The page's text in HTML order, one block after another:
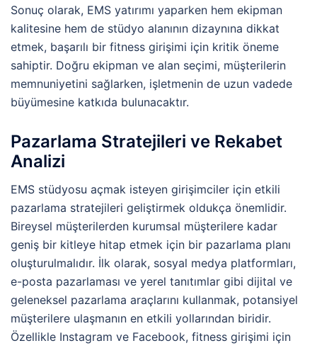
Sonuç olarak, EMS yatırımı yaparken hem ekipman
kalitesine hem de stüdyo alanının dizaynına dikkat
etmek, başarılı bir fitness girişimi için kritik öneme
sahiptir. Doğru ekipman ve alan seçimi, müşterilerin
memnuniyetini sağlarken, işletmenin de uzun vadede
büyümesine katkıda bulunacaktır.
Pazarlama Stratejileri ve Rekabet
Analizi
EMS stüdyosu açmak isteyen girişimciler için etkili
pazarlama stratejileri geliştirmek oldukça önemlidir.
Bireysel müşterilerden kurumsal müşterilere kadar
geniş bir kitleye hitap etmek için bir pazarlama planı
oluşturulmalıdır. İlk olarak, sosyal medya platformları,
e-posta pazarlaması ve yerel tanıtımlar gibi dijital ve
geleneksel pazarlama araçlarını kullanmak, potansiyel
müşterilere ulaşmanın en etkili yollarından biridir.
Özellikle Instagram ve Facebook, fitness girişimi için